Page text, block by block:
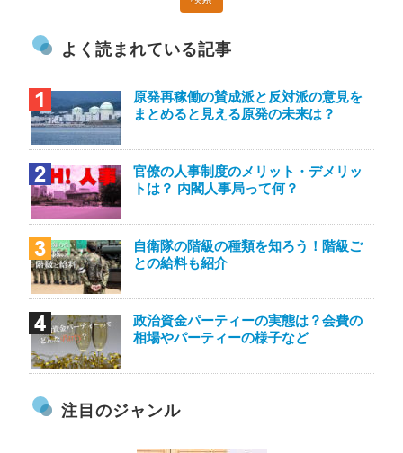
よく読まれている記事
原発再稼働の賛成派と反対派の意見を
まとめると見える原発の未来は？
官僚の人事制度のメリット・デメリッ
トは？ 内閣人事局って何？
自衛隊の階級の種類を知ろう！階級ご
との給料も紹介
政治資金パーティーの実態は？会費の
相場やパーティーの様子など
注目のジャンル